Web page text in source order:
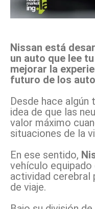
Nissan está
un auto que lee
mejorar la
futuro de los
Desde hace
idea de que las
valor máximo
situaciones de la
En ese sentido,
vehículo
actividad cerebral
de viaje.